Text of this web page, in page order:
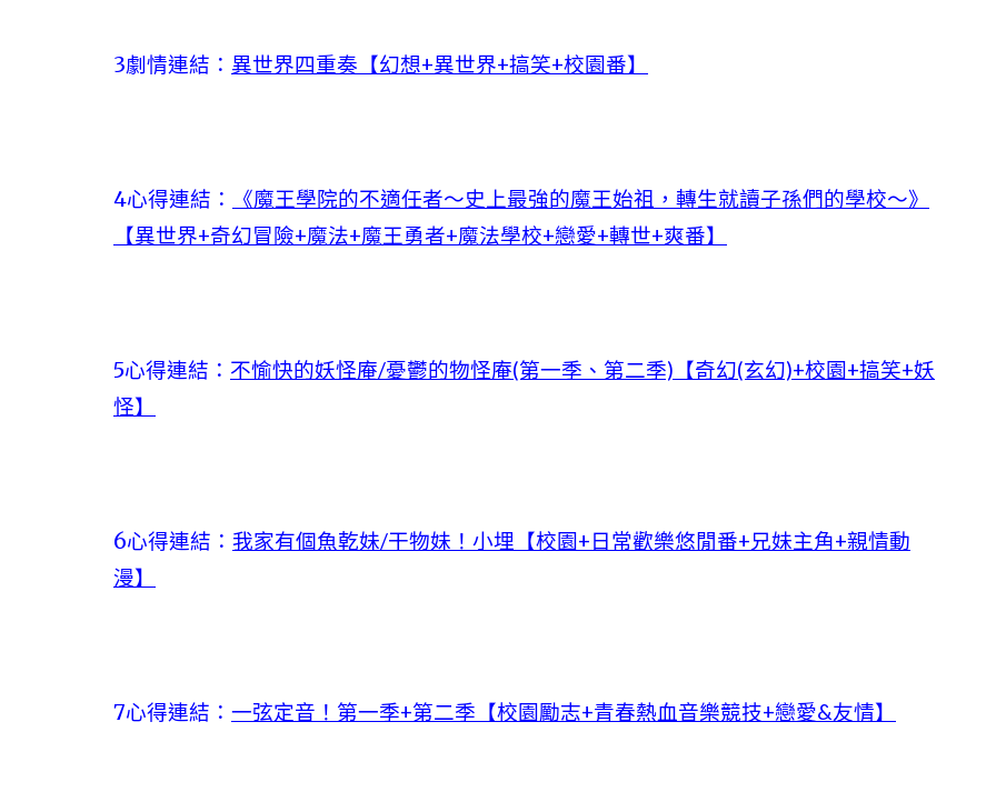
3劇情連結： 異世界四重奏【幻想+異世界+搞笑+校園番】
4心得連結：
《魔王學院的不適任者～史上最強的魔王始祖，轉生就讀子孫們的學校～》
【異世界+奇幻冒險+魔法+魔王勇者+魔法學校+戀愛+轉世+爽番】
5心得連結： 不愉快的妖怪庵/憂鬱的物怪庵(第一季、第二季)【奇幻(玄幻)+校園+搞笑+妖
怪】
6心得連結： 我家有個魚乾妹/干物妹！小埋【校園+日常歡樂悠閒番+兄妹主角+親情動
漫】
7心得連結： 一弦定音！第一季+第二季【校園勵志+青春熱血音樂競技+戀愛&友情】